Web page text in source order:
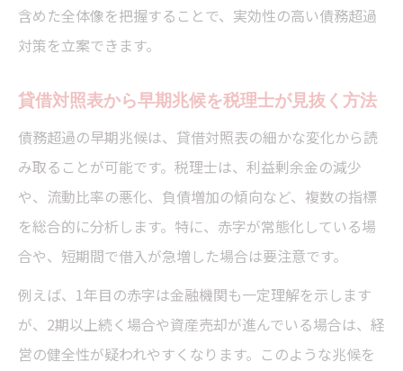
含めた全体像を把握することで、実効性の高い債務超過
対策を立案できます。
貸借対照表から早期兆候を税理士が見抜く方法
債務超過の早期兆候は、貸借対照表の細かな変化から読
み取ることが可能です。税理士は、利益剰余金の減少
や、流動比率の悪化、負債増加の傾向など、複数の指標
を総合的に分析します。特に、赤字が常態化している場
合や、短期間で借入が急増した場合は要注意です。
例えば、1年目の赤字は金融機関も一定理解を示します
が、2期以上続く場合や資産売却が進んでいる場合は、経
営の健全性が疑われやすくなります。このような兆候を